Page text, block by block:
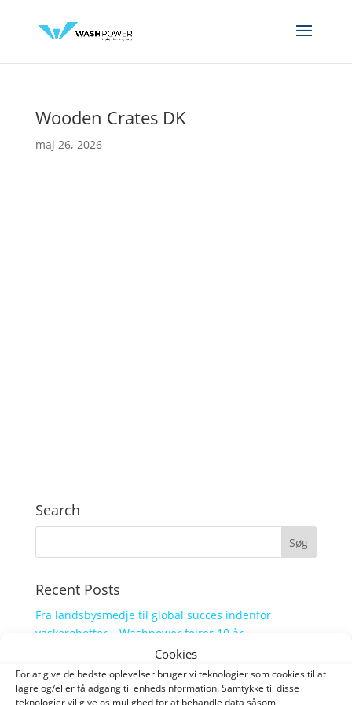
Cookies
For at give de bedste oplevelser bruger vi teknologier som cookies til at
lagre og/eller få adgang til enhedsinformation. Samtykke til disse
teknologier vil give os mulighed for at behandle data såsom
Wooden Crates DK
maj 26, 2026
Search
Recent Posts
Fra landsbysmedje til global succes indenfor
vaskerobotter – Washpower fejrer 10 år
Washpower etablerer endnu et datterselskab med
opkøb af fransk distributør
Nyudviklet løsning til vask af siloer og tanke i